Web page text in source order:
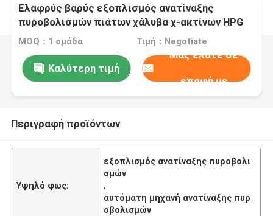
Ελαφρύς βαρύς εξοπλισμός ανατίναξης
πυροβολισμών πιάτων χάλυβα χ-ακτίνων HPG
με το CE, ISO
MOQ：1 ομάδα Τιμή：Negotiate
Καλύτερη τιμή
Μας ελάτε σε
επαφή με
Περιγραφή προϊόντων
Υψηλό φως:
εξοπλισμός ανατίναξης πυροβολι
σμών
,
αυτόματη μηχανή ανατίναξης πυρ
οβολισμών